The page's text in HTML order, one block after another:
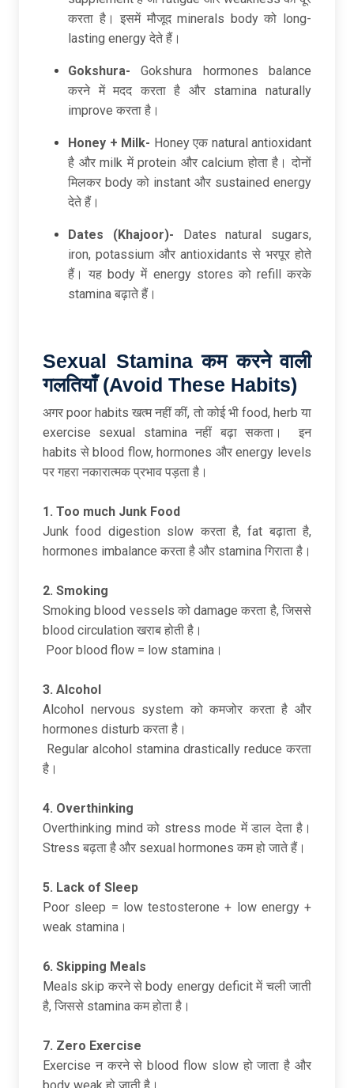
करता है। इसमें मौजूद minerals body को long-
lasting energy देते हैं।
Gokshura-Gokshura hormones balance
करने में मदद करता है और stamina naturally
improve करता है।
Honey + Milk- Honey एक natural antioxidant
है और milk में protein और calcium होता है। दोनों
मिलकर body को instant और sustained energy
देते हैं।
Dates (Khajoor)- Dates natural sugars,
iron, potassium और antioxidants से भरपूर होते
हैं। यह body में energy stores को refill करके
stamina बढ़ाते हैं।
Sexual Staminaकमकरनेवाली
गलतियाँ (Avoid These Habits)
अगर poor habits खत्म नहीं कीं, तो कोई भी food, herb या
exercise sexual stamina नहीं बढ़ा सकता। इन
habits से blood flow, hormones और energy levels
पर गहरा नकारात्मक प्रभाव पड़ता है।
1. Too much Junk Food
Junk food digestion slow करता है, fat बढ़ाता है,
hormones imbalance करता है और stamina गिराता है।
2. Smoking
Smoking blood vessels को damage करता है, जिससे
blood circulation खराब होती है।
Poor blood flow = low stamina।
3. Alcohol
Alcohol nervous system को कमजोर करता है और
hormones disturb करता है।
Regular alcohol stamina drastically reduce करता
है।
4. Overthinking
Overthinking mind को stress mode में डाल देता है।
Stress बढ़ता है और sexual hormones कम हो जाते हैं।
5. Lack of Sleep
Poor sleep = low testosterone + low energy +
weak stamina।
6. Skipping Meals
Meals skip करने से body energy deficit में चली जाती
है, जिससे stamina कम होता है।
7. Zero Exercise
Exercise न करने से blood flow slow हो जाता है और